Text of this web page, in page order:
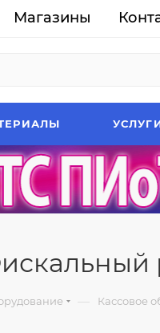
Магазины
— Кассовое